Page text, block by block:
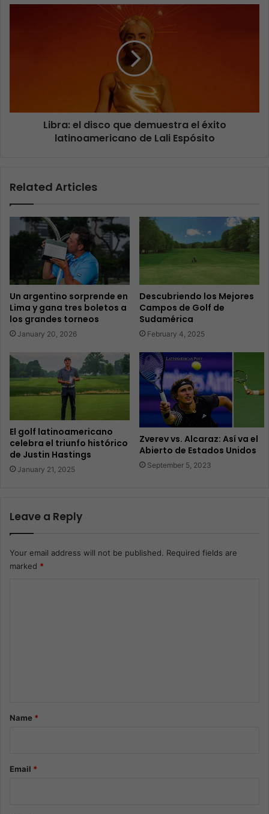
Libra: el disco que demuestra el éxito
latinoamericano de Lali Espósito
Related Articles
Un argentino sorprende en
Lima y gana tres boletos a
los grandes torneos
January 20, 2026
Descubriendo los Mejores
Campos de Golf de
Sudamérica
February 4, 2025
El golf latinoamericano
celebra el triunfo histórico
de Justin Hastings
January 21, 2025
Zverev vs. Alcaraz: Así va el
Abierto de Estados Unidos
September 5, 2023
Leave a Reply
Your email address will not be published. Required fields are
marked *
*Name *
Email *